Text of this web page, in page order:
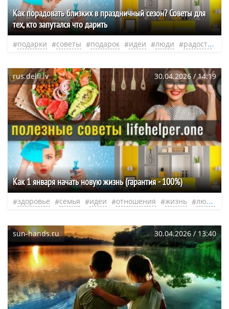
Как порадовать близких в праздничный сезон? Советы для
тех, кто запутался что дарить
подарки советы подарок идеи люди радость
rus.delfi.lv 30.04.2026 / 14:19
Как 1 января начать новую жизнь (гарантия - 100%)
здоровье семья идеи отношения жизнь люди
sun-hands.ru 30.04.2026 / 13:40